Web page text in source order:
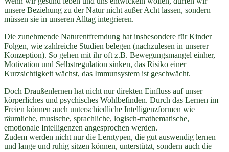
unsere Beziehung zu der Natur nicht außer Acht lassen, sondern
müssen sie in unseren Alltag integrieren.
Die zunehmende Naturentfremdung hat insbesondere für Kinder
Folgen, wie zahlreiche Studien belegen (nachzulesen in unserer
Konzeption). So gehen mit ihr oft z.B. Bewegungsmangel einher,
Motivation und Selbstregulation sinken, das Risiko einer
Kurzsichtigkeit wächst, das Immunsystem ist geschwächt.
Doch Draußenlernen hat nicht nur direkten Einfluss auf unser
körperliches und psychisches Wohlbefinden. Durch das Lernen im
Freien können auch unterschiedliche Intelligenzformen wie
räumliche, musische, sprachliche, logisch-mathematische,
emotionale Intelligenzen angesprochen werden.
Zudem werden nicht nur die Lerntypen, die gut auswendig lernen
und lange und ruhig sitzen können, unterstützt, sondern auch die